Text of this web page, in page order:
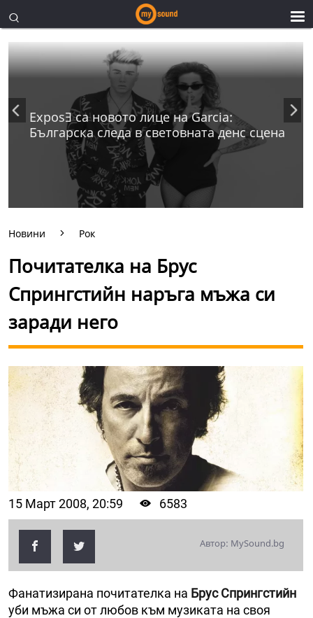
ExposƎ са новото лице на Garcia:
Българска следа в световната денс сцена
Новини Рок
Почитателка на Брус
Спрингстийн наръга мъжа си
заради него
15 Март 2008, 20:59 6583
Автор: MySound.bg
Фанатизирана почитателка на Брус Спрингстийн
уби мъжа си от любов към музиката на своя